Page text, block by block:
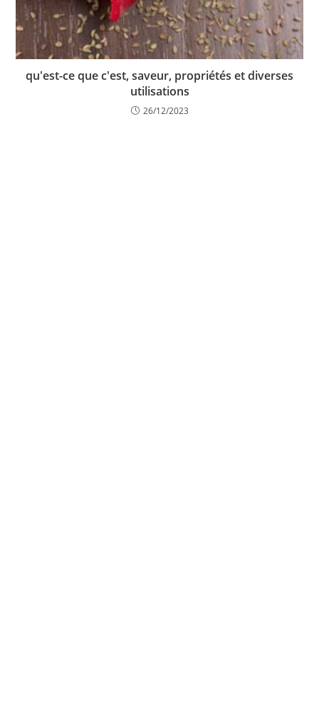
qu'est-ce que c'est, saveur, propriétés et diverses
utilisations
26/12/2023